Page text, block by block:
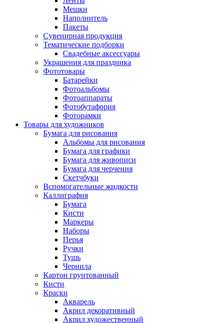
Мешки
Наполнитель
Пакеты
Сувенирная продукция
Тематические подборки
Свадебные аксессуары
Украшения для праздника
Фототовары
Батарейки
Фотоальбомы
Фотоаппараты
Фотобутафория
Фоторамки
Товары для художников
Бумага для рисования
Альбомы для рисования
Бумага для графики
Бумага для живописи
Бумага для черчения
Скетчбуки
Вспомогательные жидкости
Каллиграфия
Бумага
Кисти
Маркеры
Наборы
Перья
Ручки
Тушь
Чернила
Картон грунтованный
Кисти
Краски
Акварель
Акрил декоративный
Акрил художественный